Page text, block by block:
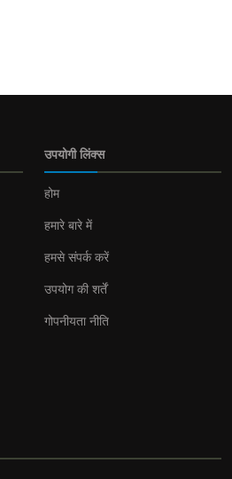
उपयोगी लिंक्स
होम
हमारे बारे में
हमसे संपर्क करें
उपयोग की शर्तें
गोपनीयता नीति